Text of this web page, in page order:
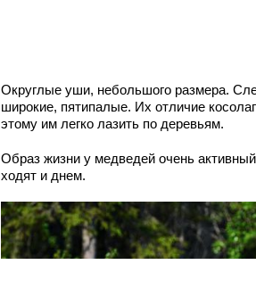
Округлые уши, небольшого размера.
широкие, пятипалые. Их отличие
этому им легко лазить по деревьям.
Образ жизни у медведей очень
ходят и днем.